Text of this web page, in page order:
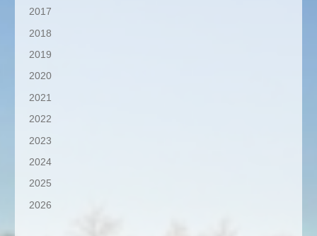
2017
2018
2019
2020
2021
2022
2023
2024
2025
2026